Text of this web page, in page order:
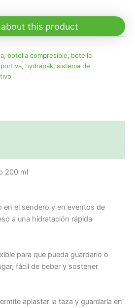
this product
, botella compresible, botella
, hydrapak, sistema de
200 ml
en el sendero y en eventos de
a una hidratación rápida
para que pueda guardarlo o
fácil de beber y sostener
aplastar la taza y guardarla en